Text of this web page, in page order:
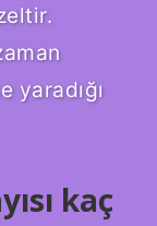
yaradığı
kaç